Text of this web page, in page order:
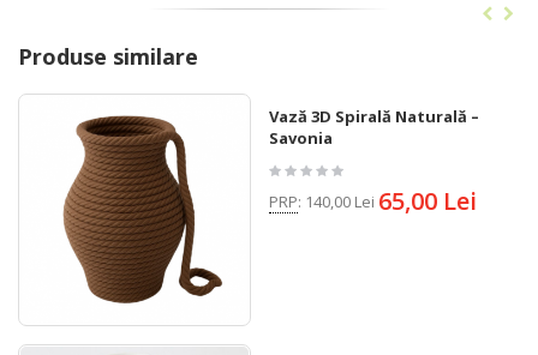
Produse similare
Vază 3D Spirală Naturală –
Savonia
PRP: 140,00 Lei 65,00 Lei